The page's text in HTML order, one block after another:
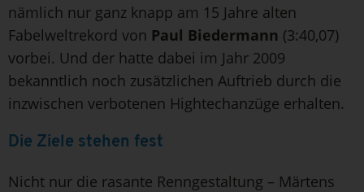
nämlich nur ganz knapp am 15 Jahre alten
Fabelweltrekord von Paul Biedermann (3:40,07)
vorbei. Und der hatte dabei im Jahr 2009
bekanntlich noch zusätzlichen Auftrieb durch die
inzwischen verbotenen Hightechanzüge erhalten.
Die Ziele stehen fest
Nicht nur die rasante Renngestaltung – Märtens